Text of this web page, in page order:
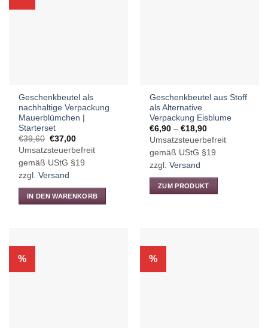
Geschenkbeutel als
nachhaltige Verpackung
Mauerblümchen |
Starterset
€39,60 Ursprünglicher
Preis
war:
€39,60
€37,00Aktueller
Preis
ist:
€37,00.
Umsatzsteuerbefreit
gemäß UStG §19
zzgl.Versand
IN DEN WARENKORB
Geschenkbeutel aus Stoff
als Alternative
Verpackung Eisblume
€6,90 –€18,90Preisspanne:
€6,90
bis
€18,90
Umsatzsteuerbefreit
gemäß UStG §19
zzgl.Versand
ZUM PRODUKT
auf.
% %